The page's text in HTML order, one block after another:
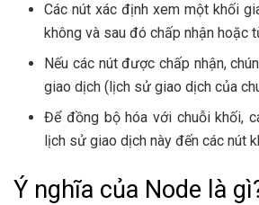
Các nút xác định xem một khối
không và sau đó chấp nhận hoặc
Nếu các nút được chấp nhận,
giao dịch (lịch sử giao dịch của
Để đồng bộ hóa với chuỗi khối,
lịch sử giao dịch này đến các nút
Ý nghĩa của Node là